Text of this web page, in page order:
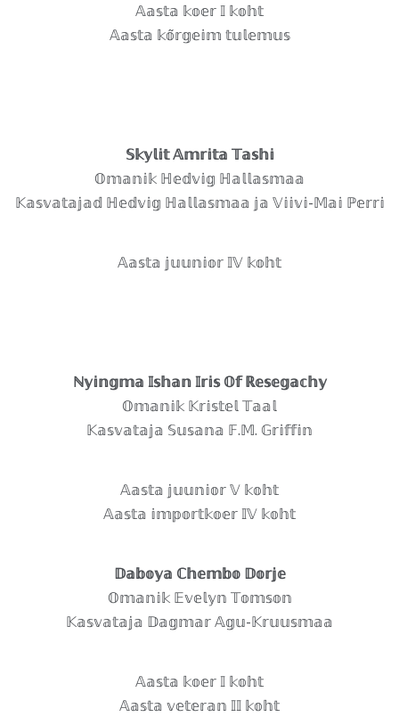
𝔸𝕒𝕤𝕥𝕒 𝕜𝕠𝕖𝕣 𝕀 𝕜𝕠𝕙𝕥
𝔸𝕒𝕤𝕥𝕒 𝕜𝕠̃𝕣𝕘𝕖𝕚𝕞 𝕥𝕦𝕝𝕖𝕞𝕦𝕤
𝕊𝕜𝕪𝕝𝕚𝕥 𝔸𝕞𝕣𝕚𝕥𝕒 𝕋𝕒𝕤𝕙𝕚
𝕆𝕞𝕒𝕟𝕚𝕜 ℍ𝕖𝕕𝕧𝕚𝕘 ℍ𝕒𝕝𝕝𝕒𝕤𝕞𝕒𝕒
𝕂𝕒𝕤𝕧𝕒𝕥𝕒𝕛𝕒𝕕 ℍ𝕖𝕕𝕧𝕚𝕘 ℍ𝕒𝕝𝕝𝕒𝕤𝕞𝕒𝕒 𝕛𝕒 𝕍𝕚𝕚𝕧𝕚-𝕄𝕒𝕚 ℙ𝕖𝕣𝕣𝕚
𝔸𝕒𝕤𝕥𝕒 𝕛𝕦𝕦𝕟𝕚𝕠𝕣 𝕀𝕍 𝕜𝕠𝕙𝕥
ℕ𝕪𝕚𝕟𝕘𝕞𝕒 𝕀𝕤𝕙𝕒𝕟 𝕀𝕣𝕚𝕤 𝕆𝕗 ℝ𝕖𝕤𝕖𝕘𝕒𝕔𝕙𝕪
𝕆𝕞𝕒𝕟𝕚𝕜 𝕂𝕣𝕚𝕤𝕥𝕖𝕝 𝕋𝕒𝕒𝕝
𝕂𝕒𝕤𝕧𝕒𝕥𝕒𝕛𝕒 𝕊𝕦𝕤𝕒𝕟𝕒 𝔽.𝕄. 𝔾𝕣𝕚𝕗𝕗𝕚𝕟
𝔸𝕒𝕤𝕥𝕒 𝕛𝕦𝕦𝕟𝕚𝕠𝕣 𝕍 𝕜𝕠𝕙𝕥
𝔸𝕒𝕤𝕥𝕒 𝕚𝕞𝕡𝕠𝕣𝕥𝕜𝕠𝕖𝕣 𝕀𝕍 𝕜𝕠𝕙𝕥
𝔻𝕒𝕓𝕠𝕪𝕒 ℂ𝕙𝕖𝕞𝕓𝕠 𝔻𝕠𝕣𝕛𝕖
𝕆𝕞𝕒𝕟𝕚𝕜 𝔼𝕧𝕖𝕝𝕪𝕟 𝕋𝕠𝕞𝕤𝕠𝕟
𝕂𝕒𝕤𝕧𝕒𝕥𝕒𝕛𝕒 𝔻𝕒𝕘𝕞𝕒𝕣 𝔸𝕘𝕦-𝕂𝕣𝕦𝕦𝕤𝕞𝕒𝕒
𝔸𝕒𝕤𝕥𝕒 𝕜𝕠𝕖𝕣 𝕀 𝕜𝕠𝕙𝕥
𝔸𝕒𝕤𝕥𝕒 𝕧𝕖𝕥𝕖𝕣𝕒𝕟 𝕀𝕀 𝕜𝕠𝕙𝕥